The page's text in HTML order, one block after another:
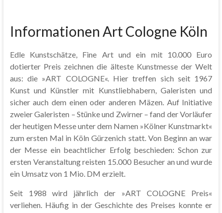
Informationen Art Cologne Köln
Edle Kunstschätze, Fine Art und ein mit 10.000 Euro
dotierter Preis zeichnen die älteste Kunstmesse der Welt
aus: die »ART COLOGNE«. Hier treffen sich seit 1967
Kunst und Künstler mit Kunstliebhabern, Galeristen und
sicher auch dem einen oder anderen Mäzen. Auf Initiative
zweier Galeristen – Stünke und Zwirner – fand der Vorläufer
der heutigen Messe unter dem Namen »Kölner Kunstmarkt«
zum ersten Mal in Köln Gürzenich statt. Von Beginn an war
der Messe ein beachtlicher Erfolg beschieden: Schon zur
ersten Veranstaltung reisten 15.000 Besucher an und wurde
ein Umsatz von 1 Mio. DM erzielt.
Seit 1988 wird jährlich der »ART COLOGNE Preis«
verliehen. Häufig in der Geschichte des Preises konnte er